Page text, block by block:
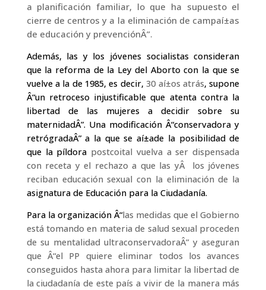
a planificación familiar, lo que ha supuesto el
cierre de centros y a la eliminación de campaí±as
de educación y prevenciónÂ”.
Además, las y los jóvenes socialistas consideran
que la reforma de la Ley del Aborto con la que se
vuelve a la de 1985, es decir,30 aí±os atrás, supone
Â“un retroceso injustificable que atenta contra la
libertad de las mujeres a decidir sobre su
maternidadÂ”. Una modificación Â“conservadora y
retrógradaÂ” a la que se aí±ade la posibilidad de
que la pí­ldora postcoital vuelva a ser dispensada
con receta y el rechazo a que las yÂ los jóvenes
reciban educación sexual con la eliminación de la
asignatura de Educación para la Ciudadaní­a.
Para la organización Â“las medidas que el Gobierno
está tomando en materia de salud sexual proceden
de su mentalidad ultraconservadoraÂ” y aseguran
que Â“el PP quiere eliminar todos los avances
conseguidos hasta ahora para limitar la libertad de
la ciudadaní­a de este paí­s a vivir de la manera más